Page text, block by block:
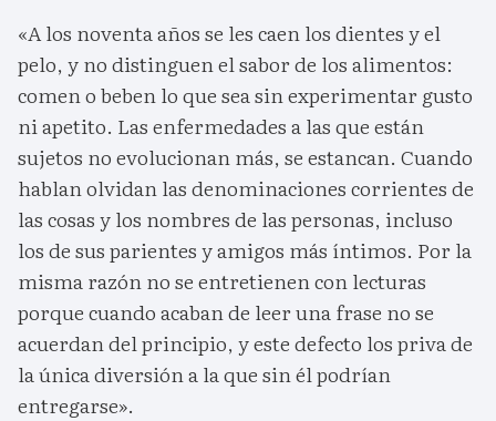
«A los noventa años se les caen los dientes y el
pelo, y no distinguen el sabor de los alimentos:
comen o beben lo que sea sin experimentar gusto
ni apetito. Las enfermedades a las que están
sujetos no evolucionan más, se estancan. Cuando
hablan olvidan las denominaciones corrientes de
las cosas y los nombres de las personas, incluso
los de sus parientes y amigos más íntimos. Por la
misma razón no se entretienen con lecturas
porque cuando acaban de leer una frase no se
acuerdan del principio, y este defecto los priva de
la única diversión a la que sin él podrían
entregarse».